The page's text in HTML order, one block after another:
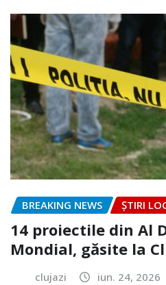
BREAKING NEWS ȘTIRI
14 proiectile din Al
Mondial, găsite la
clujazi iun. 24, 2026